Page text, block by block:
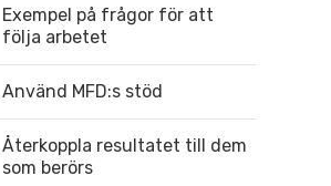
Exempel på frågor för att
följa arbetet
Använd MFD:s stöd
Återkoppla resultatet till dem
som berörs